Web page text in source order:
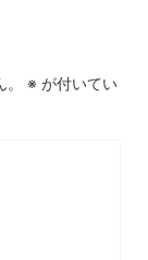
※ が付いてい